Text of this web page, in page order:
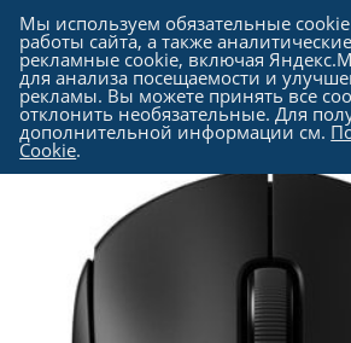
Каталог - Периферия -
Мы используем обязательные
работы сайта, а также
рекламные cookie, включая
для анализа посещаемости и
рекламы. Вы можете принять все
отклонить необязательные. Для
дополнительной информации см.
Cookie.